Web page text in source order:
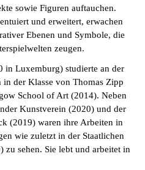
sowie Figuren auftauchen.
und erweitert, erwachen
Ebenen und Symbole, die
zeugen.
in Luxemburg) studierte an der
der Klasse von Thomas Zipp
School of Art (2014). Neben
Kunstverein (2020) und der
(2019) waren ihre Arbeiten in
wie zuletzt in der Staatlichen
zu sehen. Sie lebt und arbeitet in